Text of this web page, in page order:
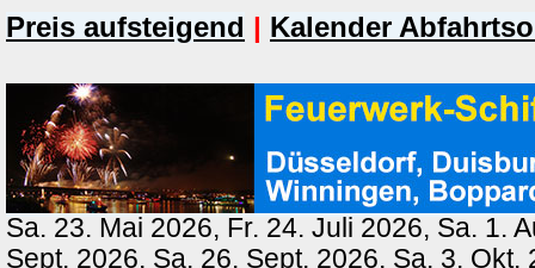
Preis aufsteigend | Kalender
Sa. 23. Mai 2026, Fr. 24. Juli 2026, Sa. 1.
Sept. 2026, Sa. 26. Sept. 2026, Sa. 3. Okt.